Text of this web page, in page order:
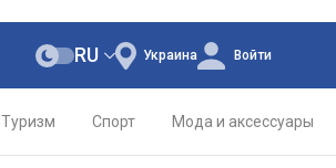
Украина
RU Войти
Туризм Спорт Мода и аксессуары